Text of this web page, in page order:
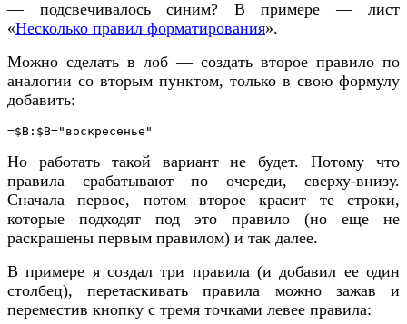
— подсвечивалось синим? В примере — лист
«Несколько правил форматирования».
Можно сделать в лоб — создать второе правило по
аналогии со вторым пунктом, только в свою формулу
добавить:
=$B:$B="воскресенье"
Но работать такой вариант не будет. Потому что
правила срабатывают по очереди, сверху-внизу.
Сначала первое, потом второе красит те строки,
которые подходят под это правило (но еще не
раскрашены первым правилом) и так далее.
В примере я создал три правила (и добавил ее один
столбец), перетаскивать правила можно зажав и
переместив кнопку с тремя точками левее правила: